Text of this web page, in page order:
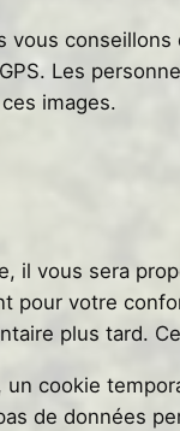
conseillons
Les
images.
il vous sera
pour votre
plus tard.
cookie
de données